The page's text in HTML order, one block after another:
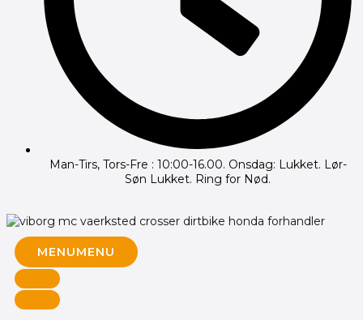
Man-Tirs, Tors-Fre : 10:00-16.00. Onsdag: Lukket. Lør-
Søn Lukket. Ring for Nød.
MENUMENU